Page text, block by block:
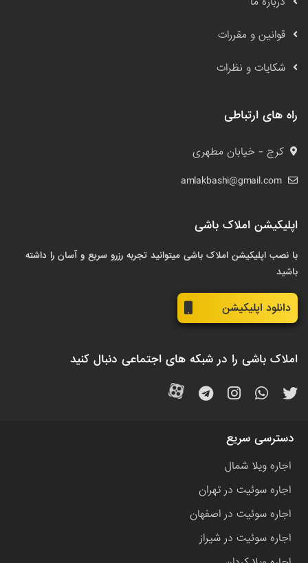
قوانین و مقررات
شکایات و نظرات
راه های ارتباطی
کرج - خیابان مطهری
amlakbashi@gmail.com
اپلیکیشن املاک باشی
با نصب اپلیکیشن املاک باشی میتوانید تجربه رزرو سریع و آسان را داشته
باشید
دانلود اپلیکیشن
املاک باشی را در شبکه های اجتماعی دنبال کنید
دسترسی سریع
اجاره ویلا شمال
اجاره سوئیت در تهران
اجاره سوئیت در اصفهان
اجاره سوئیت در شیراز